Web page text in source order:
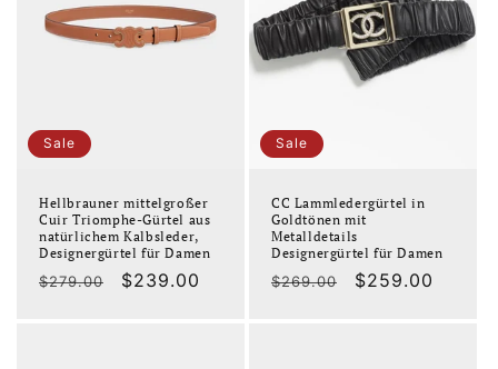
Sale
Hellbrauner mittelgroßer
Cuir Triomphe-Gürtel aus
natürlichem Kalbsleder,
Designergürtel für Damen
Normaler
$279.00 Verkaufspreis
$239.00
Sale
CC Lammledergürtel in
Goldtönen mit
Metalldetails
Designergürtel für Damen
Normaler
$269.00 Verkaufspreis
$259.00